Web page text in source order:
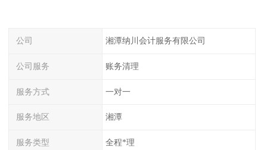
公司 湘潭纳川会计服务有限公司
公司服务 账务清理
服务方式 一对一
服务地区 湘潭
服务类型 全程*理